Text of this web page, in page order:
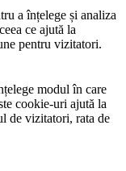
a înțelege și analiza
ce ajută la
pentru vizitatori.
modul în care
cookie-uri ajută la
de vizitatori, rata de